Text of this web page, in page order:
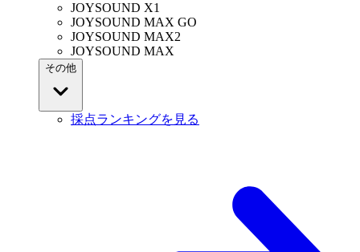
JOYSOUND X1
JOYSOUND MAX GO
JOYSOUND MAX2
JOYSOUND MAX
その他
採点ランキングを見る